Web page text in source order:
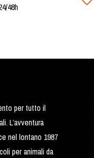
48h
per tutto il
L’avventura
nel lontano 1987
per animali da